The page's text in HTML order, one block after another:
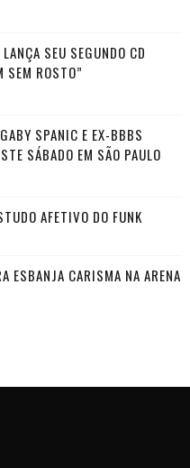
SEU SEGUNDO CD
SEM ROSTO”
SPANIC E EX-BBBS
SÁBADO EM SÃO PAULO
AFETIVO DO FUNK
ESBANJA CARISMA NA ARENA